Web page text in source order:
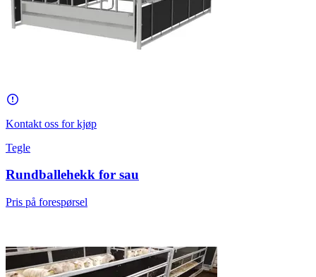
Kontakt oss for kjøp
Tegle
Rundballehekk for sau
Pris på forespørsel